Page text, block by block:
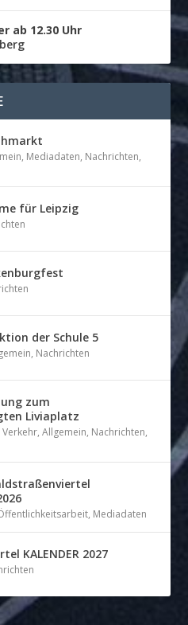
ab 12.30 Uhr
, Mediadaten, Nachrichten,
für Leipzig
der Schule 5
, Nachrichten
zum
Liviaplatz
Verkehr,Allgemein, Nachrichten,
, Mediadaten
KALENDER 2027